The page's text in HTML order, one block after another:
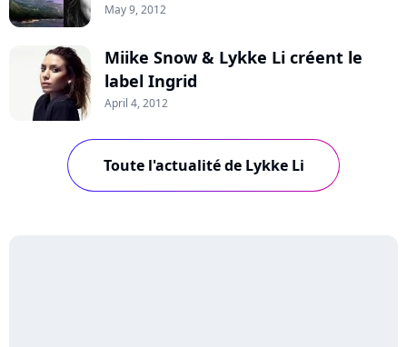
May 9, 2012
Miike Snow & Lykke Li créent le
label Ingrid
April 4, 2012
Toute l'actualité de Lykke Li